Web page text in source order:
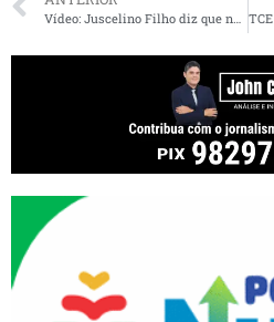
Vídeo: Juscelino Filho diz que não se chateou por ter ido à China em avião reserva e fora do voo de Lula